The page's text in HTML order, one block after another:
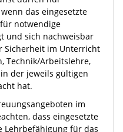
das eingesetzte
notwendige
und sich nachweisbar
Sicherheit im Unterricht
Technik/Arbeitslehre,
der jeweils gültigen
hat.
im
dass eingesetzte
Lehrbefähigung für das